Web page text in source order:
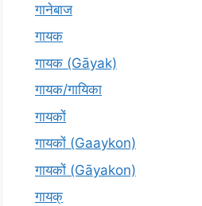
गानेबाज
गायक
गायक (Gāyak)
गायक/गायिका
गायकों
गायकों (Gaaykon)
गायकों (Gāyakon)
गायक्